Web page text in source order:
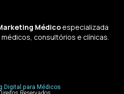
Médicoespecializada
consultórios e clínicas.
Digital para Médicos